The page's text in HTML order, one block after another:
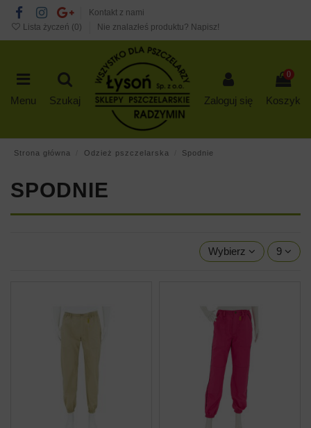
Kontakt z nami
Lista życzeń (0) Nie znalazłeś produktu? Napisz!
Menu Szukaj Zaloguj się
0
Koszyk
Strona główna Odzież pszczelarska Spodnie
SPODNIE
Wybierz 9